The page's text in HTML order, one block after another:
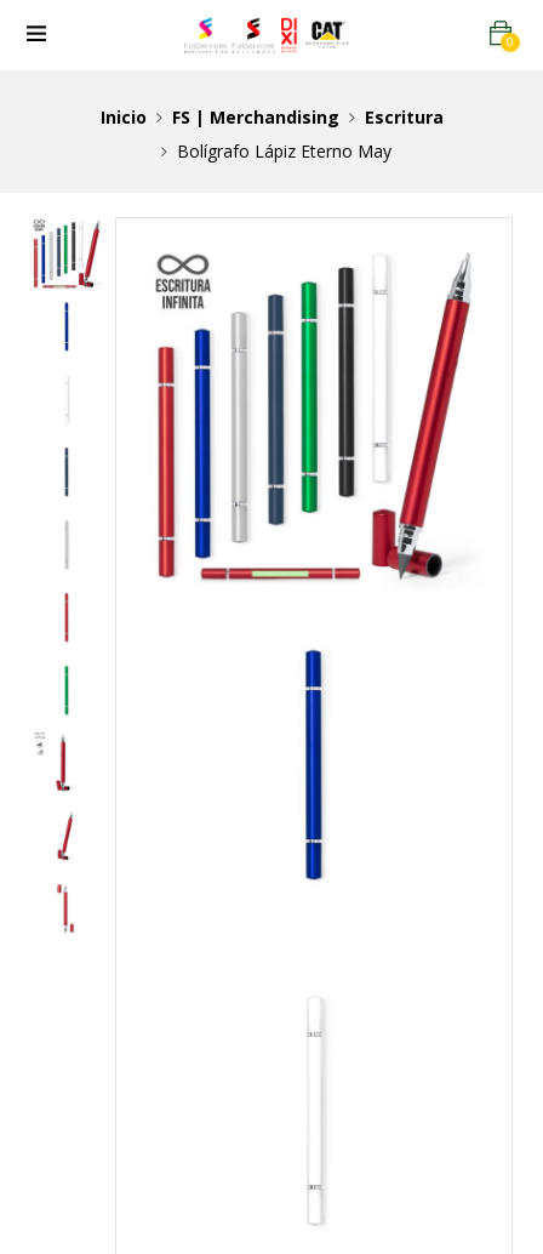
0
Inicio FS | Merchandising
Escritura
Bolígrafo Lápiz Eterno May